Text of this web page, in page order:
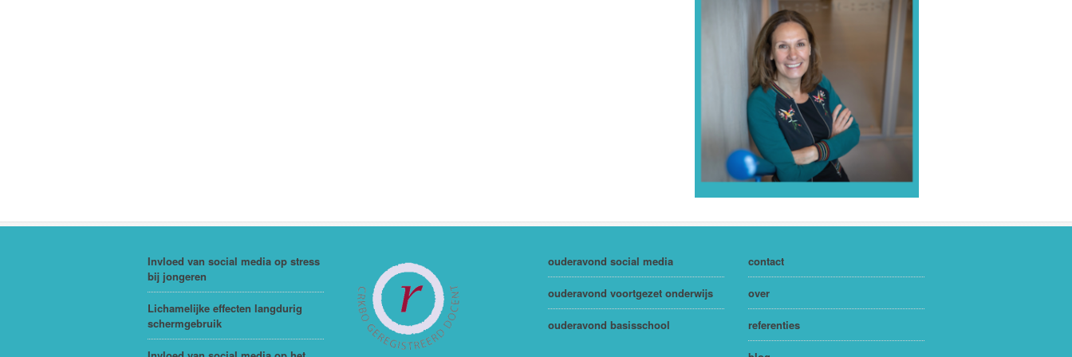
Invloed van social media op stress
bij jongeren
Lichamelijke effecten langdurig
schermgebruik
ouderavond social media
ouderavond voortgezet onderwijs
ouderavond basisschool
contact
over
referenties